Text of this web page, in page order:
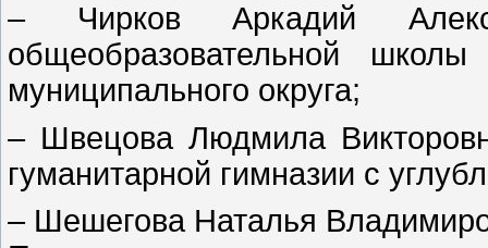
– Чирков Аркадий
общеобразовательной
муниципального округа;
– Швецова Людмила
гуманитарной гимназии с
– Шешегова Наталья